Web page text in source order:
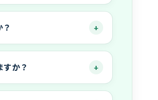
か？